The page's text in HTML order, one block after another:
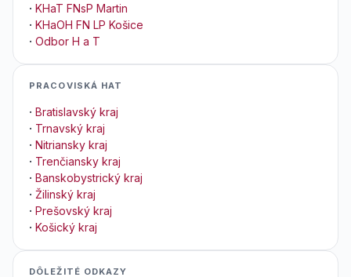
· KHaT FNsP Martin
· KHaOH FN LP Košice
· Odbor H a T
PRACOVISKÁ HAT
· Bratislavský kraj
· Trnavský kraj
· Nitriansky kraj
· Trenčiansky kraj
· Banskobystrický kraj
· Žilinský kraj
· Prešovský kraj
· Košický kraj
DÔLEŽITÉ ODKAZY